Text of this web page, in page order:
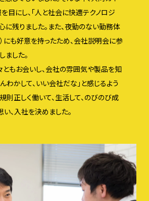
目にし、「人と社会に快適テクノロジ
に残りました。また、夜勤のない勤務体
にも好意を持ったため、会社説明会に参
ました。
もお会いし、会社の雰囲気や製品を知
わかして、いい会社だな」と感じるよう
規則正しく働いて、生活して、のびのび成
い、入社を決めました。